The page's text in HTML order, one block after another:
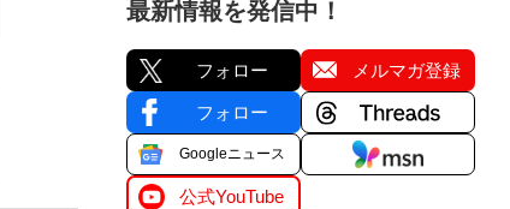
最新情報を発信中！
フォロー メルマガ登録
フォロー
Googleニュース
公式YouTube